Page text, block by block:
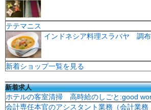
テテマニス
インドネシア料理スラバヤ 調
新着ショップ一覧を見る
新着求人
ホテルの客室清掃 高時給のしごと:good
会計専任本官のアシスタント業務（会計業務